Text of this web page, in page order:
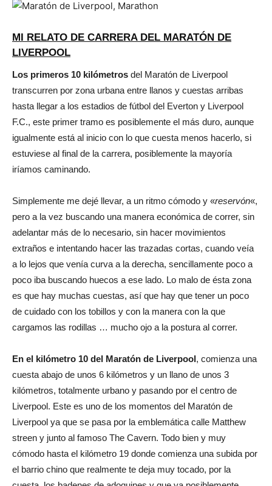
MI RELATO DE CARRERA DEL MARATÓN DE
LIVERPOOL
Los primeros 10 kilómetros del Maratón de Liverpool
transcurren por zona urbana entre llanos y cuestas arribas
hasta llegar a los estadios de fútbol del Everton y Liverpool
F.C., este primer tramo es posiblemente el más duro, aunque
igualmente está al inicio con lo que cuesta menos hacerlo, si
estuviese al final de la carrera, posiblemente la mayoría
iríamos caminando.
Simplemente me dejé llevar, a un ritmo cómodo y «reservón«,
pero a la vez buscando una manera económica de correr, sin
adelantar más de lo necesario, sin hacer movimientos
extraños e intentando hacer las trazadas cortas, cuando veía
a lo lejos que venía curva a la derecha, sencillamente poco a
poco iba buscando huecos a ese lado. Lo malo de ésta zona
es que hay muchas cuestas, así que hay que tener un poco
de cuidado con los tobillos y con la manera con la que
cargamos las rodillas … mucho ojo a la postura al correr.
En el kilómetro 10 del Maratón de Liverpool, comienza una
cuesta abajo de unos 6 kilómetros y un llano de unos 3
kilómetros, totalmente urbano y pasando por el centro de
Liverpool. Este es uno de los momentos del Maratón de
Liverpool ya que se pasa por la emblemática calle Matthew
streen y junto al famoso The Cavern. Todo bien y muy
cómodo hasta el kilómetro 19 donde comienza una subida por
el barrio chino que realmente te deja muy tocado, por la